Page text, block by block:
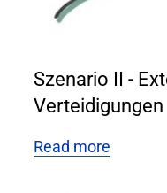
Szenario II -
Verteidigungen
Read more